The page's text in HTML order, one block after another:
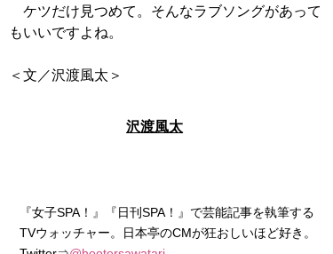
ケツだけ見つめて。そんなラブソングがあって
もいいですよね。
＜文／沢渡風太＞
沢渡風太
『女子SPA！』『日刊SPA！』で芸能記事を執筆する
TVウォッチャー。日本亭のCMが狂おしいほど好き。